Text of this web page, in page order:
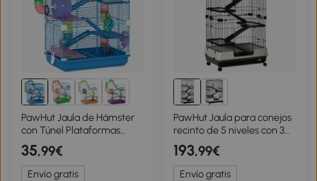
PawHut Jaula de Hámster
con Túnel Plataformas
Cuenco Bebedero Casita
Rampas y Rueda de
Ejercicio 46x30x58 cm Azul
35,99€
Envío gratis
PawHut Jaula para conejos
recinto de 5 niveles con 3
puertas 5 rampas bandeja
extraíble ruedas 81 x 52,5 x
159 cm negro y gris
193,99€
Envío gratis